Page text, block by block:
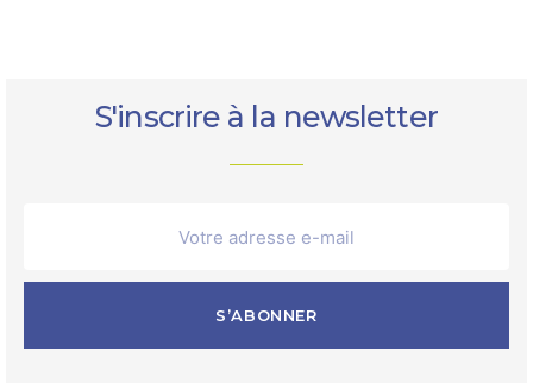
S'inscrire à la newsletter
S’ABONNER